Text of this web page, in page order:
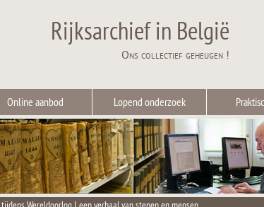
Rijksarchief in België
Ons collectief geheugen !
Online aanbod Lopend onderzoek